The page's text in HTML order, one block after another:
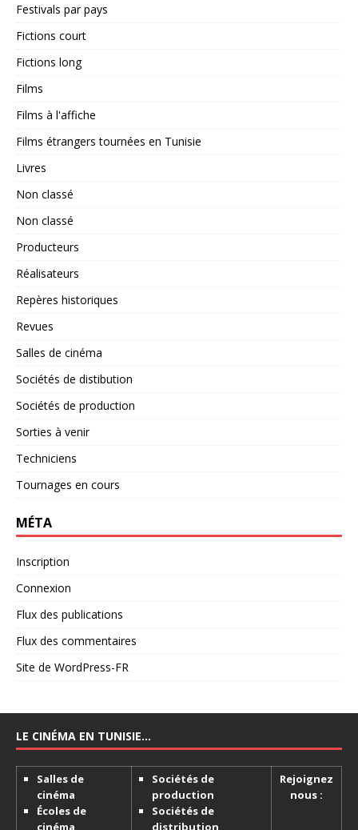
Festivals par pays
Fictions court
Fictions long
Films
Films à l'affiche
Films étrangers tournées en Tunisie
Livres
Non classé
Non classé
Producteurs
Réalisateurs
Repères historiques
Revues
Salles de cinéma
Sociétés de distibution
Sociétés de production
Sorties à venir
Techniciens
Tournages en cours
MÉTA
Inscription
Connexion
Flux des publications
Flux des commentaires
Site de WordPress-FR
LE CINÉMA EN TUNISIE…
Salles de
cinéma
Écoles de
cinéma
Sociétés de
production
Sociétés de
distribution
Rejoignez
nous :